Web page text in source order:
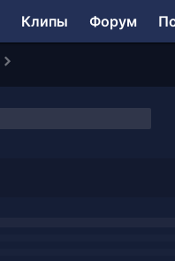
Клипы Форум